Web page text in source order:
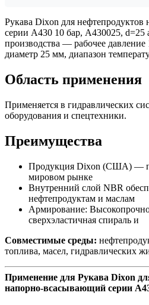
Рукава Dixon для
серии А430 10 бар, A430025, d=25
производства — рабочее
диаметр 25 мм, диапазон
Область применения
Применяется в гидравлических
оборудования и спецтехники.
Преимущества
Продукция Dixon (США) —
мировом рынке
Внутренний слой NBR
нефтепродуктам и маслам
Армирование:
сверхэластичная спираль и
Совместимые среды:
топлива, масел, гидравлических
Применение для Рукава Dixon
напорно-всасывающий серии